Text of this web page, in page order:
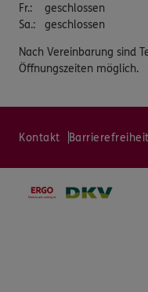
Fr.:
geschlossen
Sa.: geschlossen
Nach Vereinbarung sind
Öffnungszeiten möglich.
Kontakt Barrierefreiheit